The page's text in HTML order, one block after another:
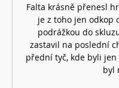
Falta krásně přenesl
je z toho jen odkop
podrážkou do
zastavil na poslední
přední tyč, kde byli
byl